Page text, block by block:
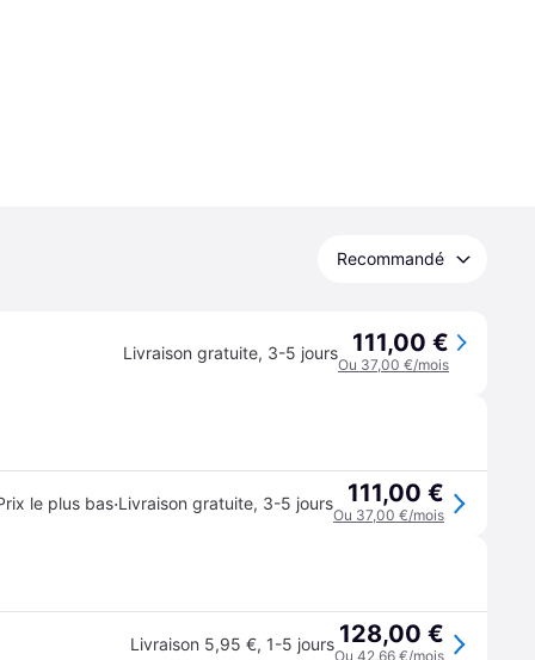
Recommandé
Livraison gratuite, 3-5 jours 111,00 €
Ou 37,00 €/mois
le plus bas·Livraison gratuite, 3-5 jours 111,00 €
Ou 37,00 €/mois
Livraison 5,95 €, 1-5 jours 128,00 €
Ou 42,66 €/mois